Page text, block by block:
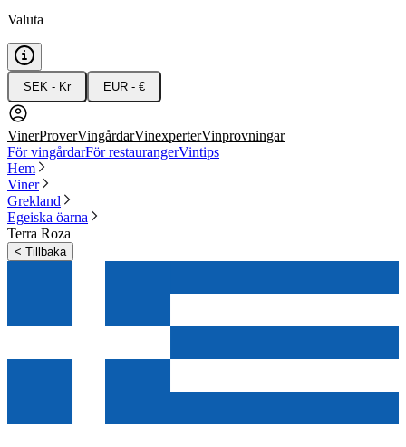
Valuta
SEK - Kr EUR - €
VinerProverVingårdarVinexperterVinprovningar
För vingårdarFör restaurangerVintips
Hem
Viner
Grekland
Egeiska öarna
Terra Roza
< Tillbaka